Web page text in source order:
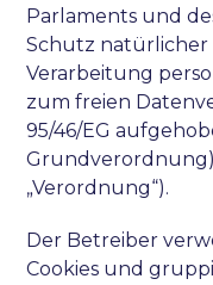
Parlaments und
Schutz natürlicher
Verarbeitung
zum freien
95/46/EG
„Verordnung“).
Der Betreiber
Cookies und